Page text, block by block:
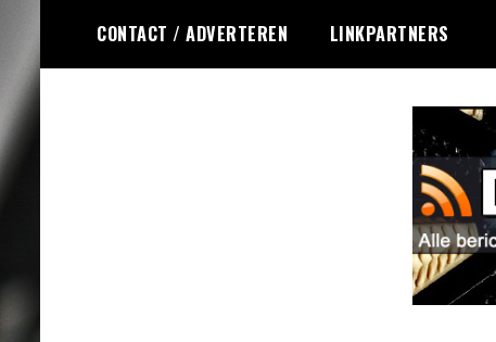
de
inhoud
CONTACT / ADVERTEREN LINKPARTNERS